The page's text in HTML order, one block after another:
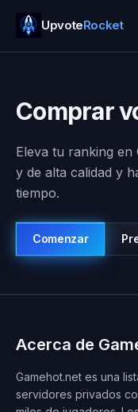
UpvoteRocket
Iniciar sesion
Comprar
Eleva tu ranking
y de alta calidad y
tiempo.
Comenzar
Acerca de
Gamehot.net es una
servidores privados